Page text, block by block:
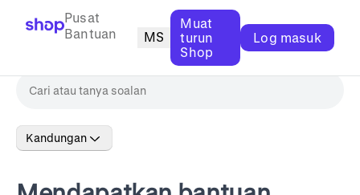
Pusat
Bantuan
MS
Muat
turun
Shop
Log masuk
Kandungan